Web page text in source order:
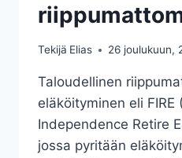
Tekijä Elias 26 joulukuun,
Taloudellinen
eläköityminen eli FIRE
Independence Retire
jossa pyritään